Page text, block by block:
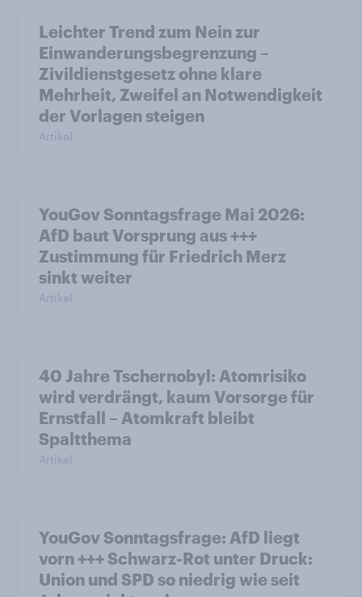
Leichter Trend zum Nein zur
Einwanderungsbegrenzung –
Zivildienstgesetz ohne klare
Mehrheit, Zweifel an Notwendigkeit
der Vorlagen steigen
Artikel
YouGov Sonntagsfrage Mai 2026:
AfD baut Vorsprung aus +++
Zustimmung für Friedrich Merz
sinkt weiter
Artikel
40 Jahre Tschernobyl: Atomrisiko
wird verdrängt, kaum Vorsorge für
Ernstfall – Atomkraft bleibt
Spaltthema
Artikel
YouGov Sonntagsfrage: AfD liegt
vorn +++ Schwarz-Rot unter Druck:
Union und SPD so niedrig wie seit